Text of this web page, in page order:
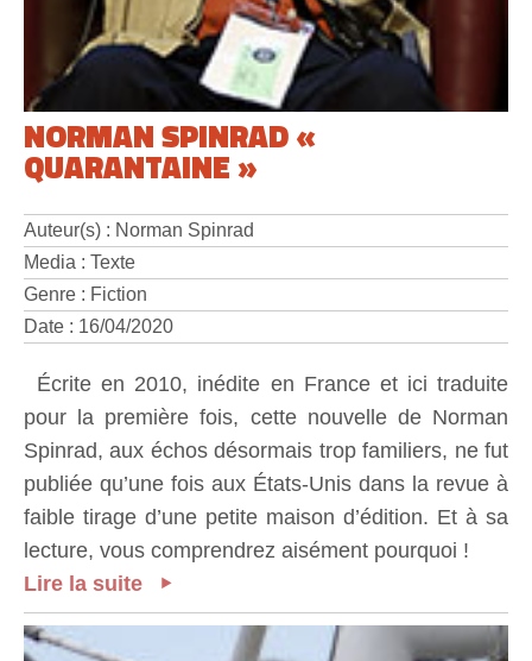
NORMAN SPINRAD «
QUARANTAINE »
Auteur(s) : Norman Spinrad
Media : Texte
Genre : Fiction
Date : 16/04/2020
Écrite en 2010, inédite en France et ici traduite
pour la première fois, cette nouvelle de Norman
Spinrad, aux échos désormais trop familiers, ne fut
publiée qu’une fois aux États-Unis dans la revue à
faible tirage d’une petite maison d’édition. Et à sa
lecture, vous comprendrez aisément pourquoi !
Lire la suite